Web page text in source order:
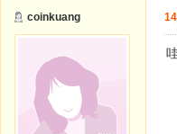
coinkuang